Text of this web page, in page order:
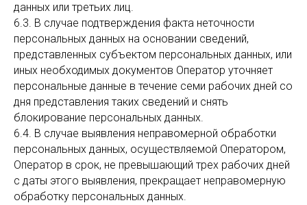
данных или третьих лиц.
6.3. В случае подтверждения факта неточности
персональных данных на основании сведений,
представленных субъектом персональных данных, или
иных необходимых документов Оператор уточняет
персональные данные в течение семи рабочих дней со
дня представления таких сведений и снять
блокирование персональных данных.
6.4. В случае выявления неправомерной обработки
персональных данных, осуществляемой Оператором,
Оператор в срок, не превышающий трех рабочих дней
с даты этого выявления, прекращает неправомерную
обработку персональных данных.